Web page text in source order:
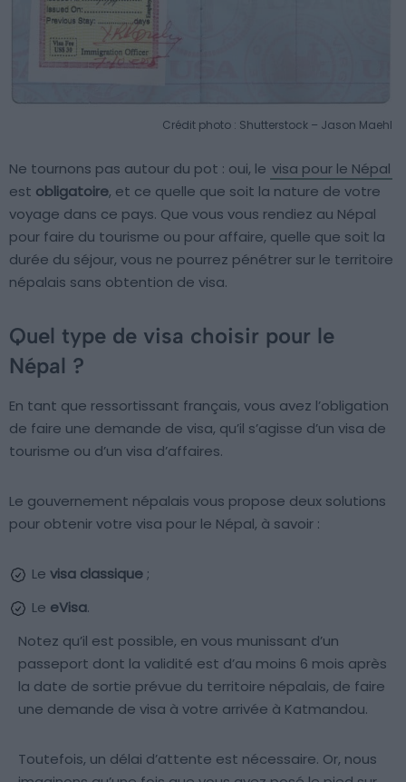
Crédit photo : Shutterstock – Jason Maehl
Ne tournons pas autour du pot : oui, le visa pour le Népal
est obligatoire, et ce quelle que soit la nature de votre
voyage dans ce pays. Que vous vous rendiez au Népal
pour faire du tourisme ou pour affaire, quelle que soit la
durée du séjour, vous ne pourrez pénétrer sur le territoire
népalais sans obtention de visa.
Quel type de visa choisir pour le
Népal ?
En tant que ressortissant français, vous avez l’obligation
de faire une demande de visa, qu’il s’agisse d’un visa de
tourisme ou d’un visa d’affaires.
Le gouvernement népalais vous propose deux solutions
pour obtenir votre visa pour le Népal, à savoir :
Le visa classique ;
Le eVisa.
Notez qu’il est possible, en vous munissant d’un
passeport dont la validité est d’au moins 6 mois après
la date de sortie prévue du territoire népalais, de faire
une demande de visa à votre arrivée à Katmandou.
Toutefois, un délai d’attente est nécessaire. Or, nous